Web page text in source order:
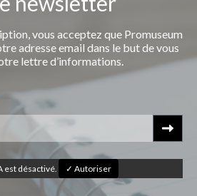
vous acceptez que Promuseum
adresse email dans le but de vous
lettre d’informations.
est désactivé. ✓ Autoriser